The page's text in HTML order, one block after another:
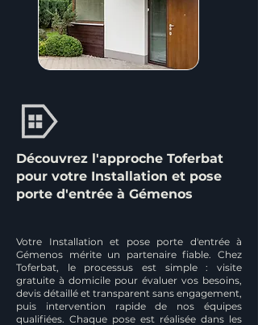
Découvrez l'approche Toferbat
pour votre Installation et pose
porte d'entrée à Gémenos
Votre Installation et pose porte d'entrée à
Gémenos mérite un partenaire fiable. Chez
Toferbat, le processus est simple : visite
gratuite à domicile pour évaluer vos besoins,
devis détaillé et transparent sans engagement,
puis intervention rapide de nos équipes
qualifiées. Chaque pose est réalisée dans les